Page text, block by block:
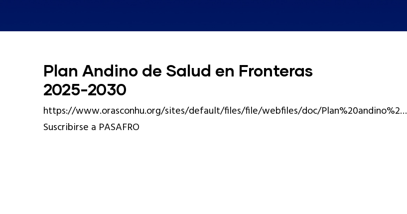
Plan Andino de Salud en Fronteras
2025-2030
https://www.orasconhu.org/sites/default/files/file/webfiles/doc/Plan%20andino%2…
Suscribirse a PASAFRO